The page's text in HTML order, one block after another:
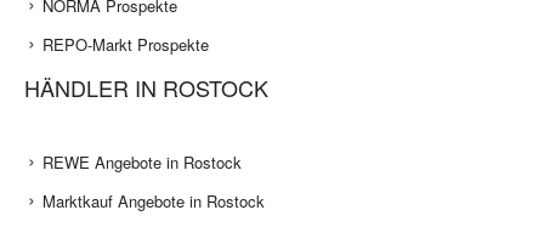
NORMA Prospekte
REPO-Markt Prospekte
HÄNDLER IN ROSTOCK
REWE Angebote in Rostock
Marktkauf Angebote in Rostock